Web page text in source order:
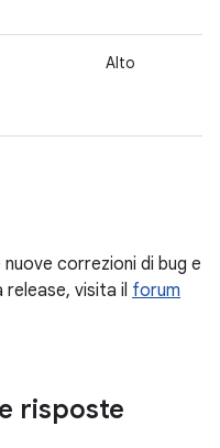
Alto
correzioni di bug e
release, visita il forum
risposte